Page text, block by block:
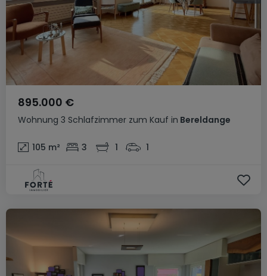
Wohnung 3 Schlafzimmer zum Kauf in Bereldange
895.000 €
105 m² 3 1 1